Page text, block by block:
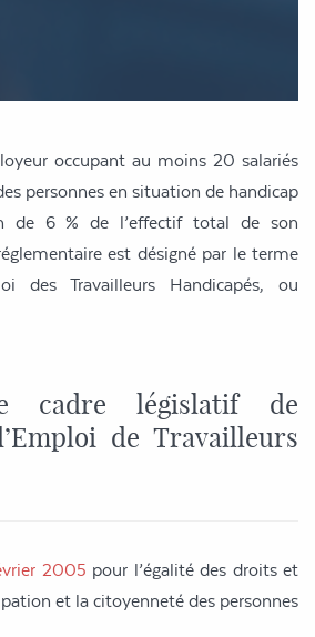
occupant au moins 20 salariés
personnes en situation de handicap
de 6 % de l’effectif total de son
est désigné par le terme
des Travailleurs Handicapés, ou
cadre législatif de
de Travailleurs
2005 pour l’égalité des droits et
et la citoyenneté des personnes